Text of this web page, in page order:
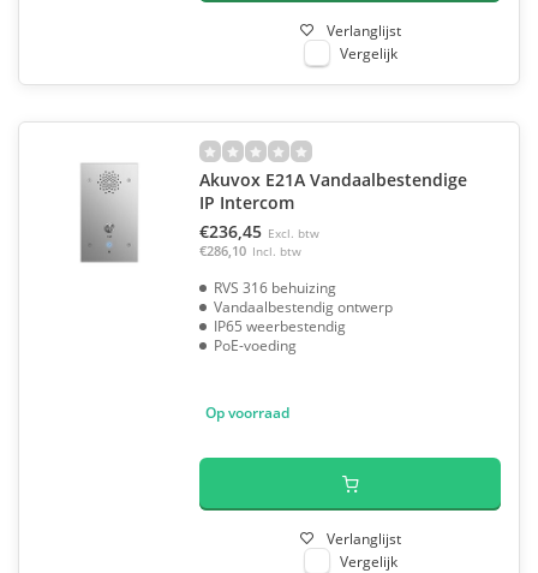
Verlanglijst
Vergelijk
Akuvox E21A Vandaalbestendige
IP Intercom
€236,45 Excl. btw
€286,10 Incl. btw
RVS 316 behuizing
Vandaalbestendig ontwerp
IP65 weerbestendig
PoE-voeding
Op voorraad
Verlanglijst
Vergelijk